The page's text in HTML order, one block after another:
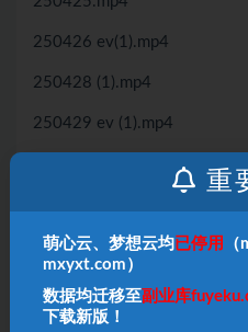
250426 ev(1).mp4
250428 (1).mp4
250429 ev (1).mp4
250430-1 ev(1).mp4
250430-3(1).mp4
250430-4 ev(1).mp4
250430-5 ev(1).mp4
重
萌心云、梦想云均 已停用
mxyxt.com）
数据均迁移至副业库
下载新版！